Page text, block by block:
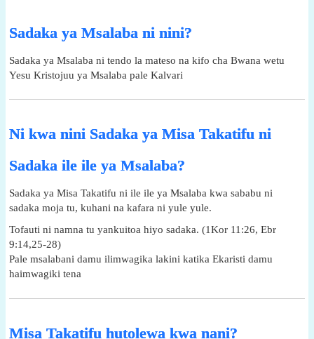
Sadaka ya Msalaba ni nini?
Sadaka ya Msalaba ni tendo la mateso na kifo cha Bwana wetu
Yesu Kristojuu ya Msalaba pale Kalvari
Ni kwa nini Sadaka ya Misa Takatifu ni
Sadaka ile ile ya Msalaba?
Sadaka ya Misa Takatifu ni ile ile ya Msalaba kwa sababu ni
sadaka moja tu, kuhani na kafara ni yule yule.
Tofauti ni namna tu yankuitoa hiyo sadaka. (1Kor 11:26, Ebr
9:14,25-28)
Pale msalabani damu ilimwagika lakini katika Ekaristi damu
haimwagiki tena
Misa Takatifu hutolewa kwa nani?